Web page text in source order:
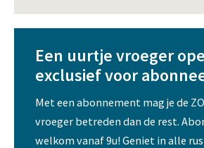
Een uurtje vroeger
exclusief voor
Met een abonnement mag je de
vroeger betreden dan de rest.
welkom vanaf 9u! Geniet in alle